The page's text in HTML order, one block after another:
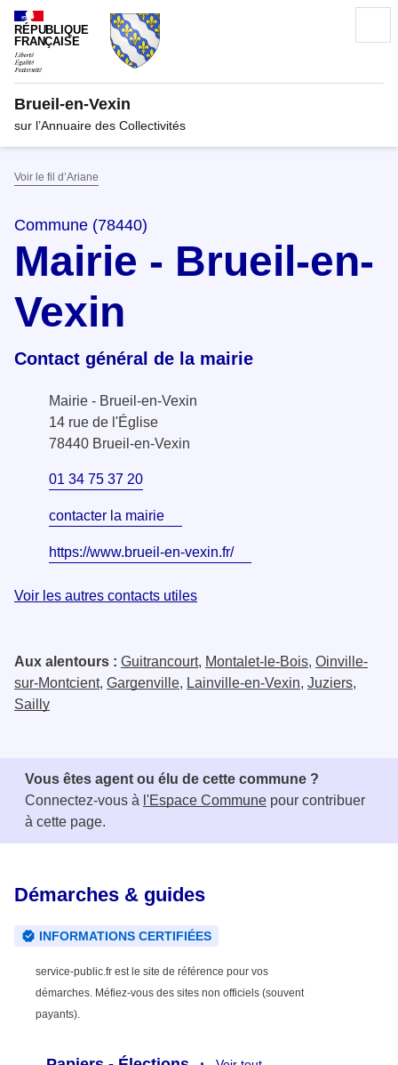
RÉPUBLIQUE
FRANÇAISE
Brueil-en-Vexin
sur l’Annuaire des Collectivités
Voir le fil d’Ariane
Commune (78440)
Mairie - Brueil-en-
Vexin
Contact général de la mairie
Mairie - Brueil-en-Vexin
14 rue de l'Église
78440 Brueil-en-Vexin
01 34 75 37 20
contacter la mairie
https://www.brueil-en-vexin.fr/
Voir les autres contacts utiles
Aux alentours : Guitrancourt, Montalet-le-Bois, Oinville-
sur-Montcient, Gargenville, Lainville-en-Vexin, Juziers,
Sailly
Vous êtes agent ou élu de cette commune ?
Connectez-vous à l'Espace Commune pour contribuer
à cette page.
Démarches & guides
INFORMATIONS CERTIFIÉES
service-public.fr est le site de référence pour vos
démarches. Méfiez-vous des sites non officiels (souvent
payants).